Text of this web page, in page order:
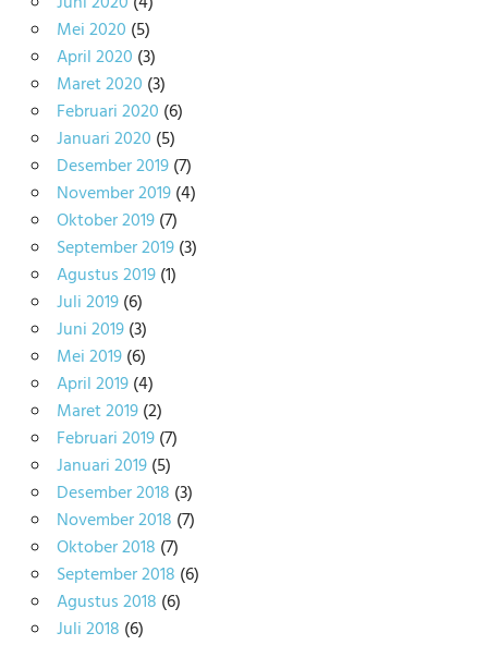
Mei 2020 (5)
April 2020 (3)
Maret 2020 (3)
Februari 2020 (6)
Januari 2020 (5)
Desember 2019(7)
November 2019(4)
Oktober 2019(7)
September 2019(3)
Agustus 2019(1)
Juli 2019(6)
Juni 2019(3)
Mei 2019(6)
April 2019(4)
Maret 2019(2)
Februari 2019(7)
Januari 2019(5)
Desember 2018 (3)
November 2018 (7)
Oktober 2018 (7)
September 2018 (6)
Agustus 2018 (6)
Juli 2018 (6)